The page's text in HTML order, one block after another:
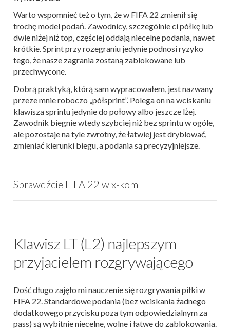
Warto wspomnieć też o tym, że w FIFA 22 zmienił się
trochę model podań. Zawodnicy, szczególnie ci półkę lub
dwie niżej niż top, częściej oddają niecelne podania, nawet
krótkie. Sprint przy rozegraniu jedynie podnosi ryzyko
tego, że nasze zagrania zostaną zablokowane lub
przechwycone.
Dobrą praktyką, którą sam wypracowałem, jest nazwany
przeze mnie roboczo „półsprint”. Polega on na wciskaniu
klawisza sprintu jedynie do połowy albo jeszcze lżej.
Zawodnik biegnie wtedy szybciej niż bez sprintu w ogóle,
ale pozostaje na tyle zwrotny, że łatwiej jest dryblować,
zmieniać kierunki biegu, a podania są precyzyjniejsze.
Sprawdźcie FIFA 22 w x-kom
Klawisz LT (L2) najlepszym
przyjacielem rozgrywającego
Dość długo zajęło mi nauczenie się rozgrywania piłki w
FIFA 22. Standardowe podania (bez wciskania żadnego
dodatkowego przycisku poza tym odpowiedzialnym za
pass) są wybitnie niecelne, wolne i łatwe do zablokowania.